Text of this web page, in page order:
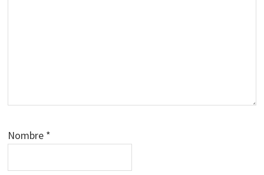
Nombre *